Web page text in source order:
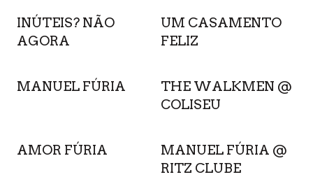
INÚTEIS? NÃO
AGORA
UM CASAMENTO
FELIZ
MANUEL FÚRIA
THE WALKMEN @
COLISEU
AMOR FÚRIA
MANUEL FÚRIA @
RITZ CLUBE